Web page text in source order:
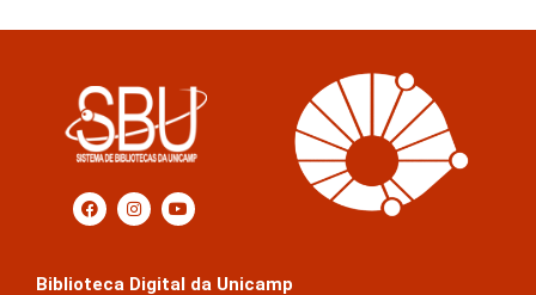
Biblioteca Digital da Unicamp